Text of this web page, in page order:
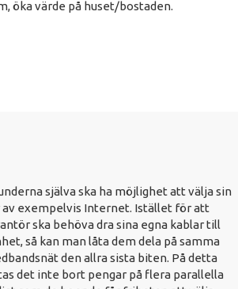
öka värde på huset/bostaden.
själva ska ha möjlighet att välja sin
exempelvis Internet. Istället för att
ska behöva dra sina egna kablar till
så kan man låta dem dela på samma
den allra sista biten. På detta
det inte bort pengar på flera parallella